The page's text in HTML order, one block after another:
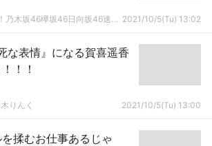
乃木通☆世界最速！乃木坂46欅坂46日向坂46速報まとめ 2021/10/5(Tu) 13:02
な表情』になる賀喜遥香
！！
りんく 2021/10/5(Tu) 13:00
揉むお仕事あるじゃ